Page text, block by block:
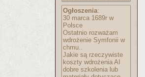
Ogłoszenia:
30 marca 1689r w
Polsce
Ostatnio rozważam
wdrożenie Symfonii w
chmu..
Jakie są rzeczywiste
koszty wdrożenia AI
dobre szkolenia lub